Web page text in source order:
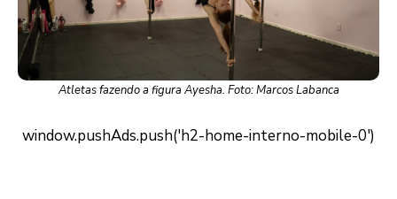
Atletas fazendo a figura Ayesha. Foto: Marcos Labanca